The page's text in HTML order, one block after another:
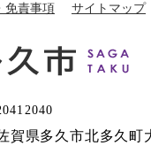
免責事項 サイトマップ
賀県多久市北多久町